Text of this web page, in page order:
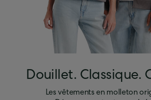
Douillet. Classique.
Les vêtements en molleton